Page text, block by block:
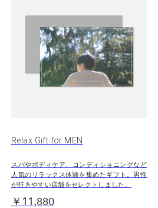
Relax Gift for MEN
スパやボディケア、コンディショニングなど
人気のリラックス体験を集めたギフト。男性
が行きやすい店舗をセレクトしました。
￥11,880